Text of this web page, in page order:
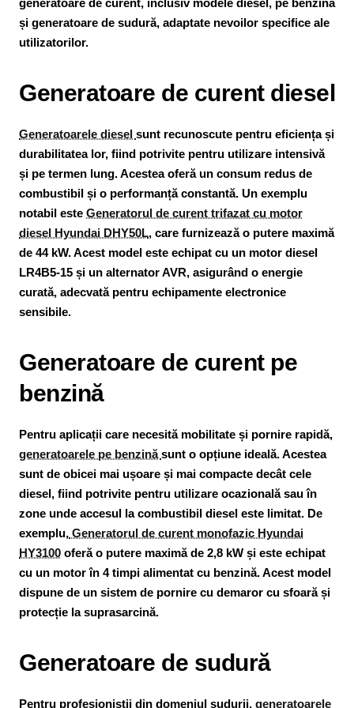
și generatoare de sudură, adaptate nevoilor specifice ale
utilizatorilor.​
Generatoare de curent diesel
Generatoarele diesel sunt recunoscute pentru eficiența și
durabilitatea lor, fiind potrivite pentru utilizare intensivă
și pe termen lung. Acestea oferă un consum redus de
combustibil și o performanță constantă. Un exemplu
notabil este Generatorul de curent trifazat cu motor
diesel Hyundai DHY50L, care furnizează o putere maximă
de 44 kW. Acest model este echipat cu un motor diesel
LR4B5-15 și un alternator AVR, asigurând o energie
curată, adecvată pentru echipamente electronice
sensibile.
Generatoare de curent pe
benzină
Pentru aplicații care necesită mobilitate și pornire rapidă,
generatoarele pe benzinăsunt o opțiune ideală. Acestea
sunt de obicei mai ușoare și mai compacte decât cele
diesel, fiind potrivite pentru utilizare ocazională sau în
zone unde accesul la combustibil diesel este limitat. De
exemplu, Generatorul de curent monofazic Hyundai
HY3100 oferă o putere maximă de 2,8 kW și este echipat
cu un motor în 4 timpi alimentat cu benzină. Acest model
dispune de un sistem de pornire cu demaror cu sfoară și
protecție la suprasarcină. ​
Generatoare de sudură
Pentru profesioniștii din domeniul sudurii, generatoarele